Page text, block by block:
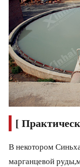
[
В некотором
марганцевой